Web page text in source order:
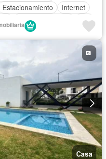
Estacionamiento
Internet
Vista panorámica
Wifi
Casa